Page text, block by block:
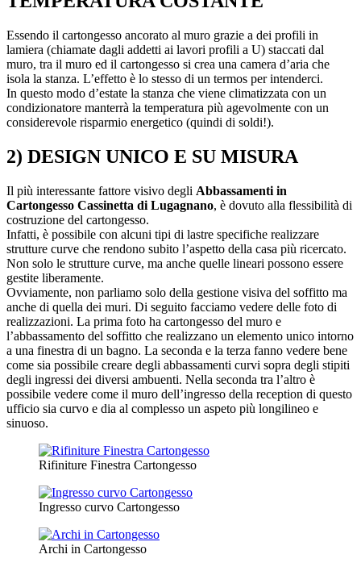
Essendo il cartongesso ancorato al muro grazie a dei profili in
lamiera (chiamate dagli addetti ai lavori profili a U) staccati dal
muro, tra il muro ed il cartongesso si crea una camera d’aria che
isola la stanza. L’effetto è lo stesso di un termos per intenderci.
In questo modo d’estate la stanza che viene climatizzata con un
condizionatore manterrà la temperatura più agevolmente con un
considerevole risparmio energetico (quindi di soldi!).
2) DESIGN UNICO E SU MISURA
Il più interessante fattore visivo degli Abbassamenti in
Cartongesso Cassinetta di Lugagnano, è dovuto alla flessibilità di
costruzione del cartongesso.
Infatti, è possibile con alcuni tipi di lastre specifiche realizzare
strutture curve che rendono subito l’aspetto della casa più ricercato.
Non solo le strutture curve, ma anche quelle lineari possono essere
gestite liberamente.
Ovviamente, non parliamo solo della gestione visiva del soffitto ma
anche di quella dei muri. Di seguito facciamo vedere delle foto di
realizzazioni. La prima foto ha cartongesso del muro e
l’abbassamento del soffitto che realizzano un elemento unico intorno
a una finestra di un bagno. La seconda e la terza fanno vedere bene
come sia possibile creare degli abbassamenti curvi sopra degli stipiti
degli ingressi dei diversi ambuenti. Nella seconda tra l’altro è
possibile vedere come il muro dell’ingresso della reception di questo
ufficio sia curvo e dia al complesso un aspeto più longilineo e
sinuoso.
Rifiniture Finestra Cartongesso
Ingresso curvo Cartongesso
Archi in Cartongesso